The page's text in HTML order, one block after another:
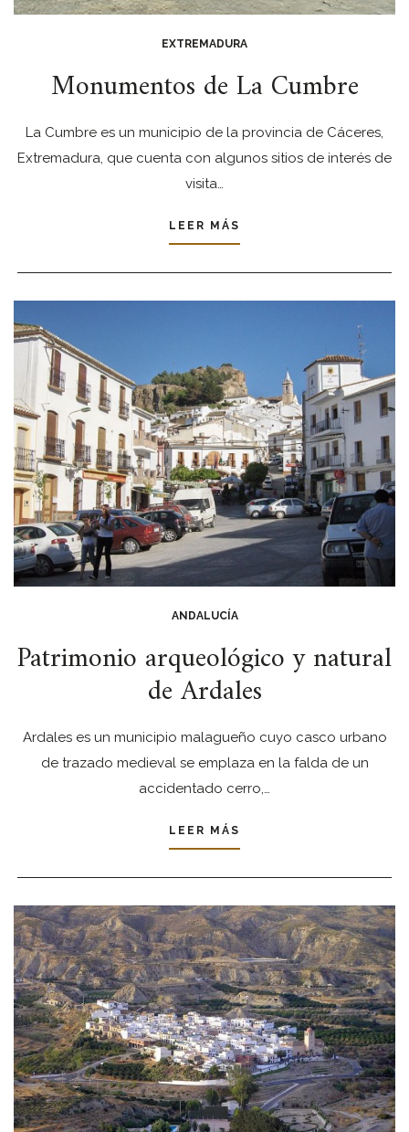
EXTREMADURA
Monumentos de La Cumbre
La Cumbre es un municipio de la provincia de Cáceres,
Extremadura, que cuenta con algunos sitios de interés de
visita…
LEER MÁS
ANDALUCÍA
Patrimonio arqueológico y natural
de Ardales
Ardales es un municipio malagueño cuyo casco urbano
de trazado medieval se emplaza en la falda de un
accidentado cerro,…
LEER MÁS